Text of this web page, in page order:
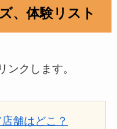
、体験リスト
ンクします。
舗はどこ？